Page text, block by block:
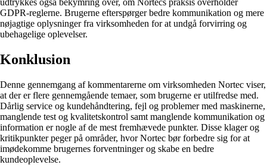
udtrykkes også bekymring over, om Nortecs praksis overholder
GDPR-reglerne. Brugerne efterspørger bedre kommunikation og mere
nøjagtige oplysninger fra virksomheden for at undgå forvirring og
ubehagelige oplevelser.
Konklusion
Denne gennemgang af kommentarerne om virksomheden Nortec viser,
at der er flere gennemgående temaer, som brugerne er utilfredse med.
Dårlig service og kundehåndtering, fejl og problemer med maskinerne,
manglende test og kvalitetskontrol samt manglende kommunikation og
information er nogle af de mest fremhævede punkter. Disse klager og
kritikpunkter peger på områder, hvor Nortec bør forbedre sig for at
imødekomme brugernes forventninger og skabe en bedre
kundeoplevelse.